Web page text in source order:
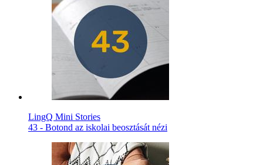
LingQ Mini Stories
43 - Botond az iskolai beosztását nézi